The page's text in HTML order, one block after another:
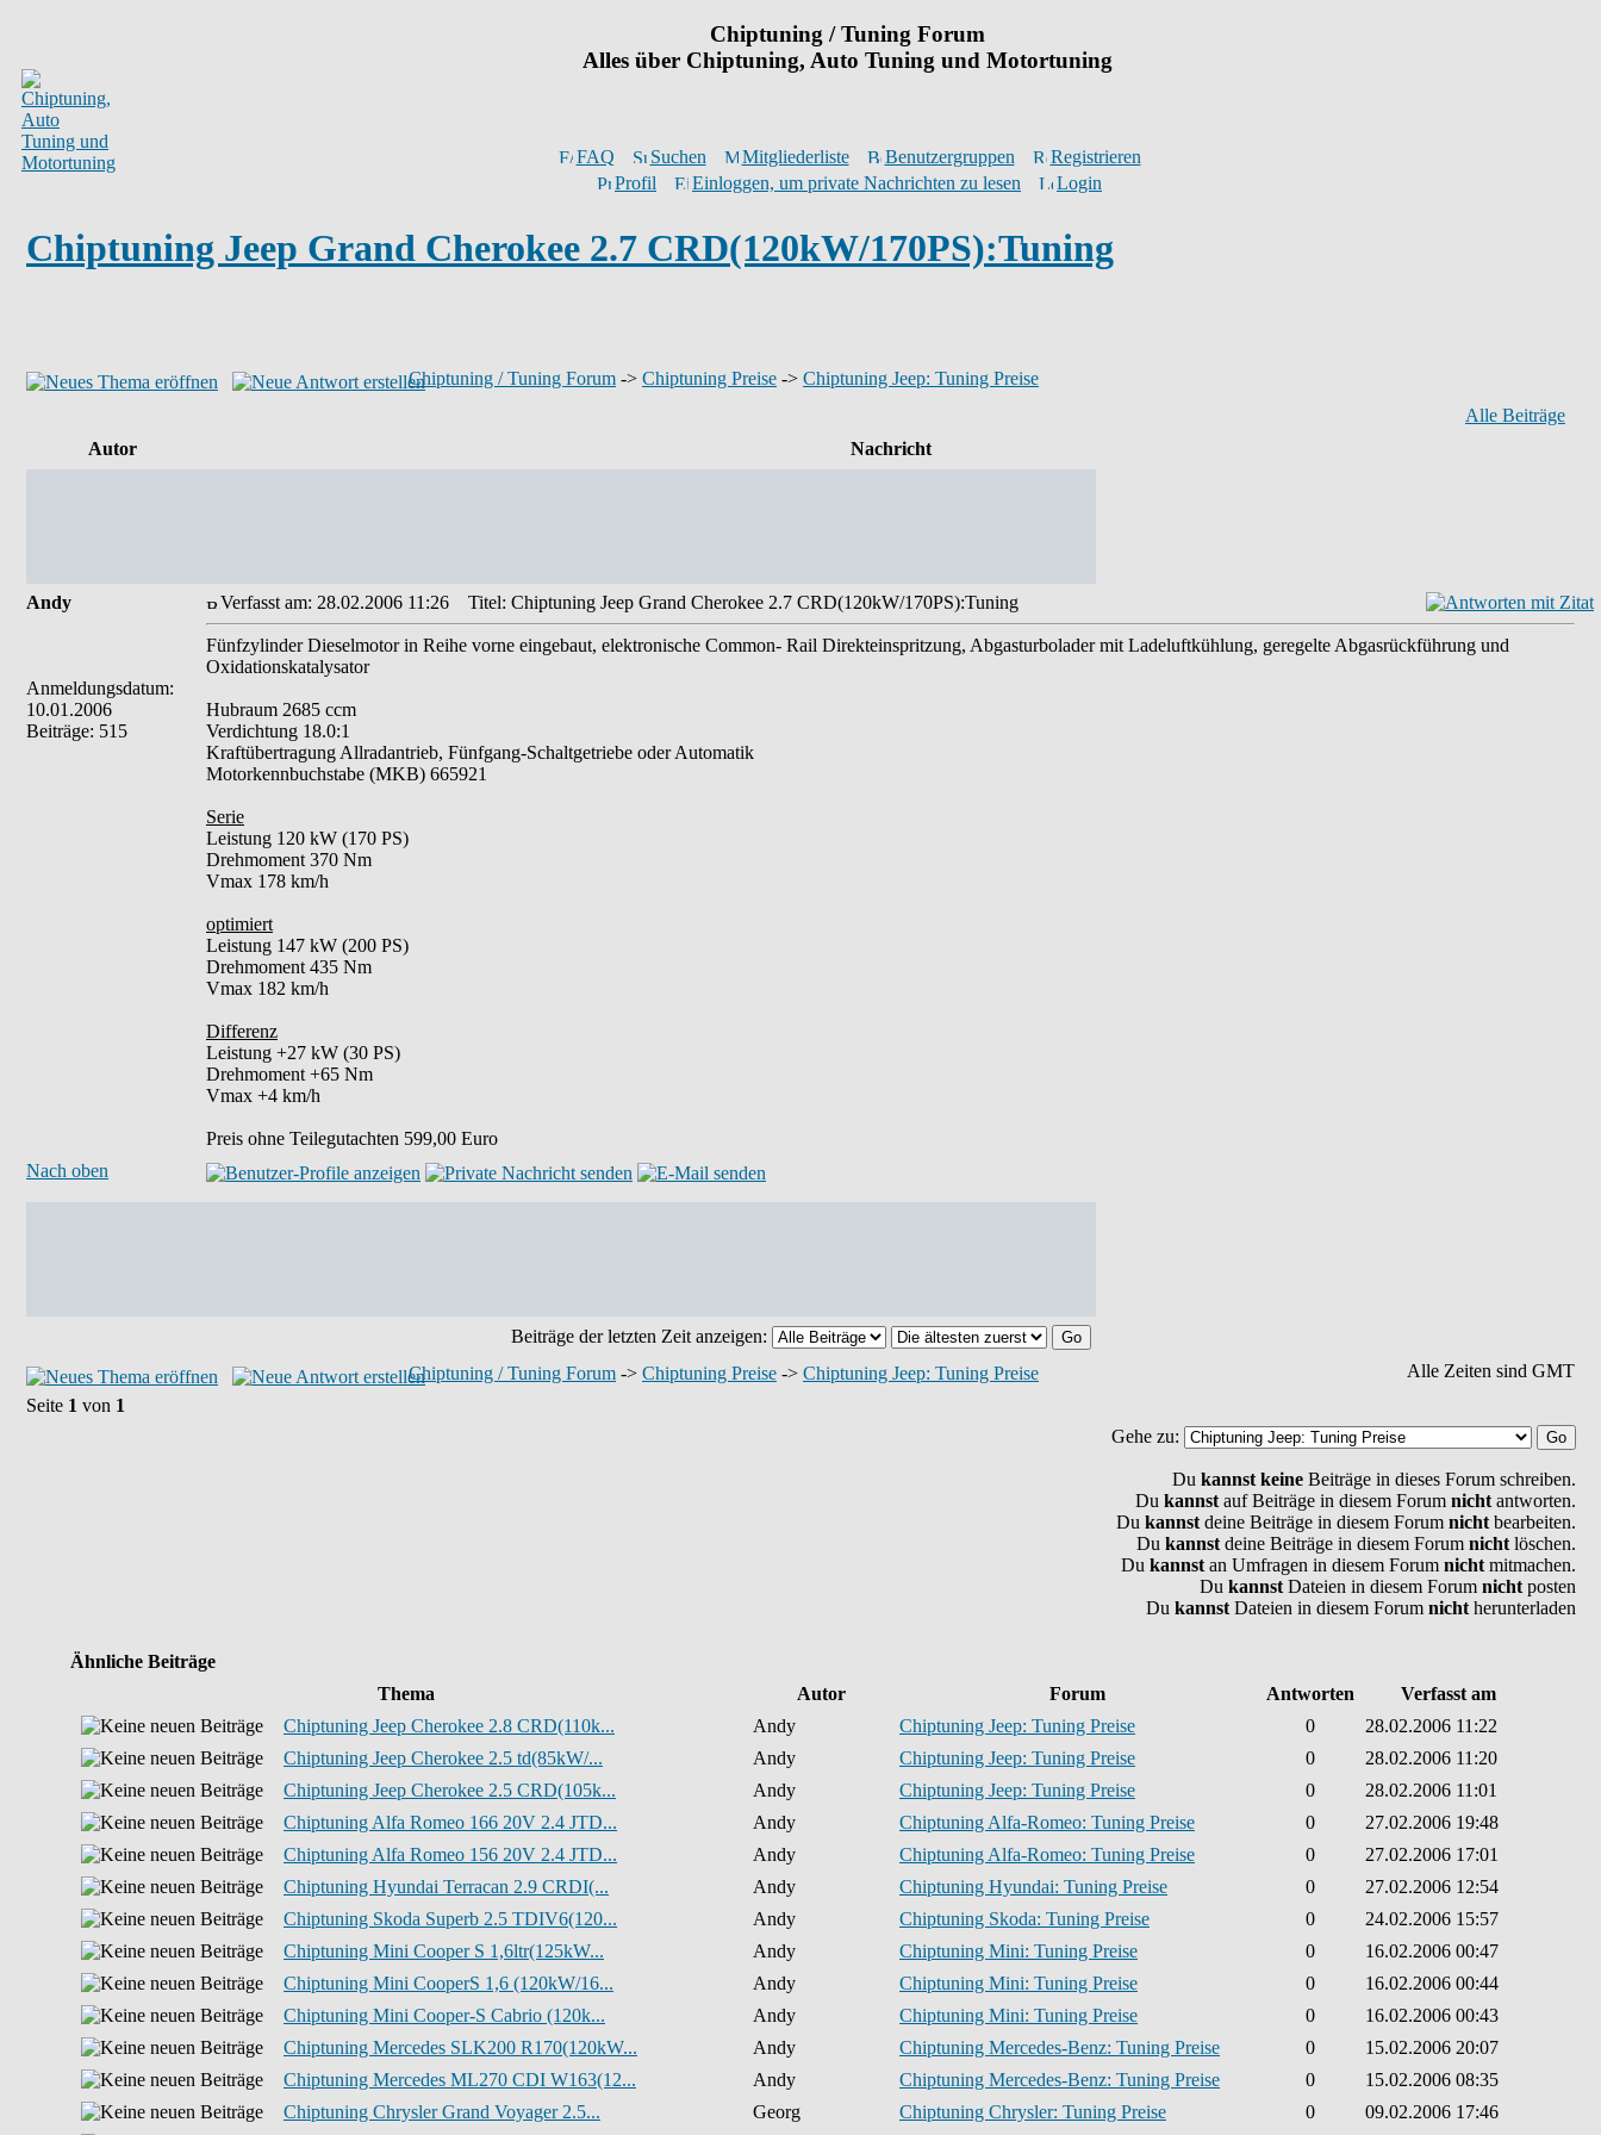
Chiptuning / Tuning Forum
Alles über Chiptuning, Auto Tuning und Motortuning
FAQ Suchen Mitgliederliste Benutzergruppen
Registrieren
Profil
Einloggen, um private Nachrichten zu lesen Login
Chiptuning Jeep Grand Cherokee 2.7 CRD(120kW/170PS):Tuning
Chiptuning / Tuning Forum -> Chiptuning Preise -> Chiptuning Jeep: Tuning Preise
Alle Beiträge
Autor
Nachricht
Andy
Anmeldungsdatum:
10.01.2006
Beiträge: 515
Verfasst am: 28.02.2006 11:26 Titel: Chiptuning Jeep Grand Cherokee 2.7 CRD(120kW/170PS):Tuning
Fünfzylinder Dieselmotor in Reihe vorne eingebaut, elektronische Common- Rail Direkteinspritzung, Abgasturbolader mit Ladeluftkühlung, geregelte Abgasrückführung und
Oxidationskatalysator
Hubraum 2685 ccm
Verdichtung 18.0:1
Kraftübertragung Allradantrieb, Fünfgang-Schaltgetriebe oder Automatik
Motorkennbuchstabe (MKB) 665921
Serie
Leistung 120 kW (170 PS)
Drehmoment 370 Nm
Vmax 178 km/h
optimiert
Leistung 147 kW (200 PS)
Drehmoment 435 Nm
Vmax 182 km/h
Differenz
Leistung +27 kW (30 PS)
Drehmoment +65 Nm
Vmax +4 km/h
Preis ohne Teilegutachten 599,00 Euro
Nach oben
Beiträge der letzten Zeit anzeigen:
Chiptuning / Tuning Forum -> Chiptuning Preise -> Chiptuning Jeep: Tuning Preise
Alle Zeiten sind GMT
Seite 1 von 1
Gehe zu:
Du kannst keine Beiträge in dieses Forum schreiben.
Du kannst auf Beiträge in diesem Forum nicht antworten.
Du kannst deine Beiträge in diesem Forum nicht bearbeiten.
Du kannst deine Beiträge in diesem Forum nicht löschen.
Du kannst an Umfragen in diesem Forum nicht mitmachen.
Du kannst Dateien in diesem Forum nicht posten
Du kannst Dateien in diesem Forum nicht herunterladen
Ähnliche Beiträge
Thema
Autor Forum Antworten
Verfasst am
Chiptuning Jeep Cherokee 2.8 CRD(110k...
Andy Chiptuning Jeep: Tuning Preise 0
28.02.2006 11:22
Chiptuning Jeep Cherokee 2.5 td(85kW/...
Andy Chiptuning Jeep: Tuning Preise 0
28.02.2006 11:20
Chiptuning Jeep Cherokee 2.5 CRD(105k...
Andy Chiptuning Jeep: Tuning Preise 0
28.02.2006 11:01
Chiptuning Alfa Romeo 166 20V 2.4 JTD...
Andy Chiptuning Alfa-Romeo: Tuning Preise 0
27.02.2006 19:48
Chiptuning Alfa Romeo 156 20V 2.4 JTD...
Andy Chiptuning Alfa-Romeo: Tuning Preise 0
27.02.2006 17:01
Chiptuning Hyundai Terracan 2.9 CRDI(...
Andy Chiptuning Hyundai: Tuning Preise 0
27.02.2006 12:54
Chiptuning Skoda Superb 2.5 TDIV6(120...
Andy Chiptuning Skoda: Tuning Preise 0
24.02.2006 15:57
Chiptuning Mini Cooper S 1,6ltr(125kW...
Andy Chiptuning Mini: Tuning Preise 0
16.02.2006 00:47
Chiptuning Mini CooperS 1,6 (120kW/16...
Andy Chiptuning Mini: Tuning Preise 0
16.02.2006 00:44
Chiptuning Mini Cooper-S Cabrio (120k...
Andy Chiptuning Mini: Tuning Preise 0
16.02.2006 00:43
Chiptuning Mercedes SLK200 R170(120kW...
Andy Chiptuning Mercedes-Benz: Tuning Preise 0
15.02.2006 20:07
Chiptuning Mercedes ML270 CDI W163(12...
Andy Chiptuning Mercedes-Benz: Tuning Preise 0
15.02.2006 08:35
Chiptuning Chrysler Grand Voyager 2.5...
Georg Chiptuning Chrysler: Tuning Preise 0
09.02.2006 17:46